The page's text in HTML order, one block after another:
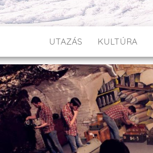
UTAZÁS KULTÚRA